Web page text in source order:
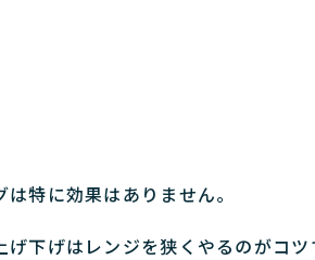
特に効果はありません。
下げはレンジを狭くやるのがコ